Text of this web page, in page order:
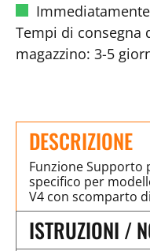
Tempi di
magazzino: 3-5
DESCRIZIONE
Funzione Supporto
specifico per
V4 con scomparto
ISTRUZIONI /